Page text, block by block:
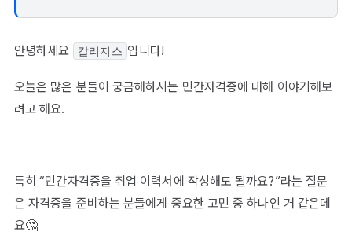
안녕하세요 칼리지스 입니다!
오늘은 많은 분들이 궁금해하시는 민간자격증에 대해 이야기해보
려고 해요.
특히 “민간자격증을 취업 이력서에 작성해도 될까요?”라는 질문
은 자격증을 준비하는 분들에게 중요한 고민 중 하나인 거 같은데
요🤔